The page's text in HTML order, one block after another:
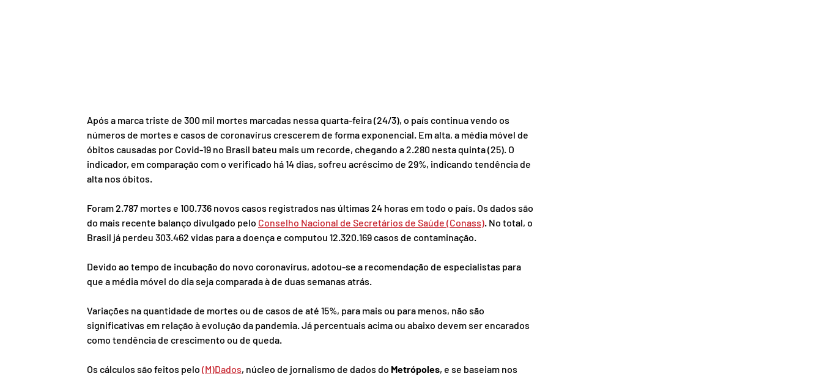
Após a marca triste de 300 mil mortes marcadas nessa quarta-feira (24/3), o país continua vendo os
números de mortes e casos de coronavírus crescerem de forma exponencial. Em alta, a média móvel de
óbitos causadas por Covid-19 no Brasil bateu mais um recorde, chegando a 2.280 nesta quinta (25). O
indicador, em comparação com o verificado há 14 dias, sofreu acréscimo de 29%, indicando tendência de
alta nos óbitos.
Foram 2.787 mortes e 100.736 novos casos registrados nas últimas 24 horas em todo o país. Os dados são
do mais recente balanço divulgado pelo Conselho Nacional de Secretários de Saúde (Conass). No total, o
Brasil já perdeu 303.462 vidas para a doença e computou 12.320.169 casos de contaminação.
Devido ao tempo de incubação do novo coronavírus, adotou-se a recomendação de especialistas para
que a média móvel do dia seja comparada à de duas semanas atrás.
Variações na quantidade de mortes ou de casos de até 15%, para mais ou para menos, não são
significativas em relação à evolução da pandemia. Já percentuais acima ou abaixo devem ser encarados
como tendência de crescimento ou de queda.
Os cálculos são feitos pelo (M)Dados, núcleo de jornalismo de dados do Metrópoles, e se baseiam nos